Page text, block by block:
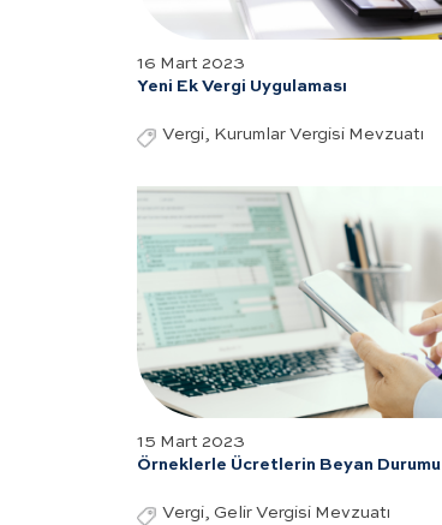
16 Mart 2023
Yeni Ek Vergi Uygulaması
Vergi, Kurumlar Vergisi Mevzuatı
15 Mart 2023
Örneklerle Ücretlerin Beyan Durumu
Vergi, Gelir Vergisi Mevzuatı